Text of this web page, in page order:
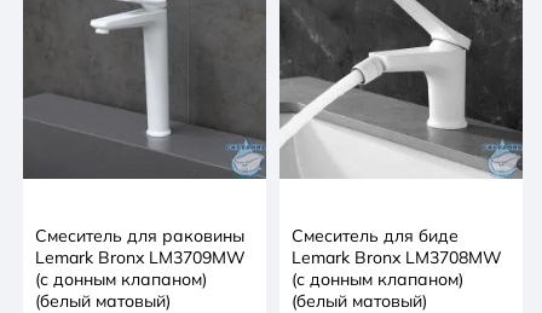
Смеситель для раковины
Lemark Bronx LM3709MW
(с донным клапаном)
(белый матовый)
Смеситель для биде
Lemark Bronx LM3708MW
(с донным клапаном)
(белый матовый)